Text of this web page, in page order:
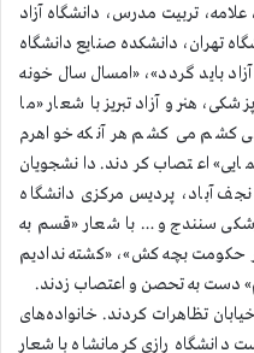
تربیت مدرس، دانشگاه آزاد
تهران، دانشکده صنایع دانشگاه
باید گردد»،‌ «امسال سال خونه
هنر و آزاد تبریز با شعار «ما
کشم می کشم هر آنکه خواهرم
اعتصاب کردند. دانشجویان
آباد، پردیس مرکزی دانشگاه
سنندج و … با شعار «قسم به
بر حکومت بچه کش»، «کشته ندادیم
دست به تحصن و اعتصاب زدند.
تظاهرات کردند. خانواده‌های
رازی کرمانشاه با شعار